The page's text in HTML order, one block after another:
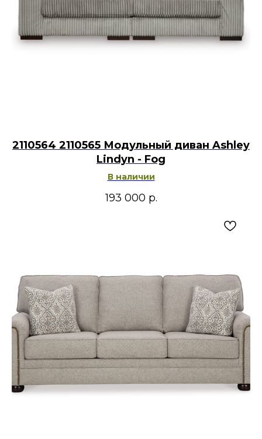
2110564 2110565 Модульный диван Ashley
Lindyn - Fog
В наличии
193 000 р.